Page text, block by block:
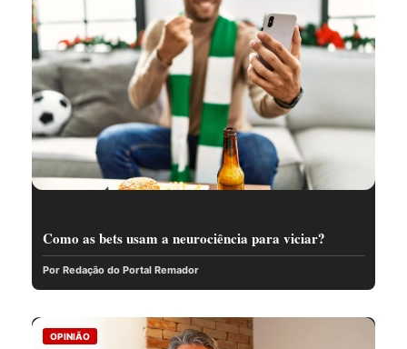
Como as bets usam a neurociência para viciar?
Por Redação do Portal Remador
OPINIÃO